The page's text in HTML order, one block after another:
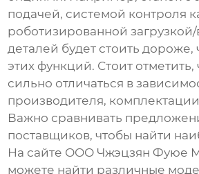
подачей, системой контроля
роботизированной загрузкой/
деталей будет стоить дороже,
этих функций. Стоит отметить,
сильно отличаться в
производителя,
Важно сравнивать
поставщиков, чтобы найти
На сайте ООО Чжэцзян Фуюе
можете найти различные